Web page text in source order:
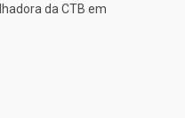
da CTB em